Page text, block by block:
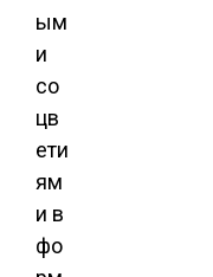
ым
и
со
цв
ети
ям
и в
фо